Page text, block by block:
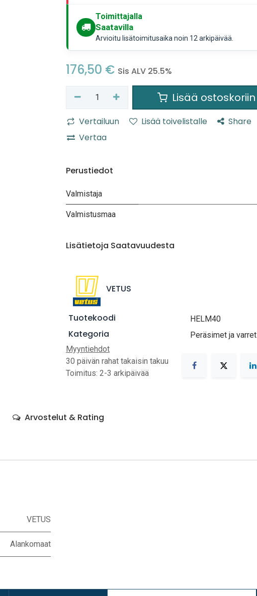
Toimittajalla
Saatavilla
Arvioitu lisätoimitusaika noin 12 arkipäivää.
176,50 € Sis ALV 25.5%
Lisää ostoskoriin
Vertailuun Lisää toivelistalle
Share
Vertaa
Perustiedot
Valmistaja
Valmistusmaa
Lisätietoja Saatavuudesta
VETUS
Tuotekoodi HELM40
Kategoria
Peräsimet ja varret
Myyntiehdot
30 päivän rahat takaisin takuu
Toimitus: 2-3 arkipäivää
Arvostelut & Rating
VETUS
Alankomaat